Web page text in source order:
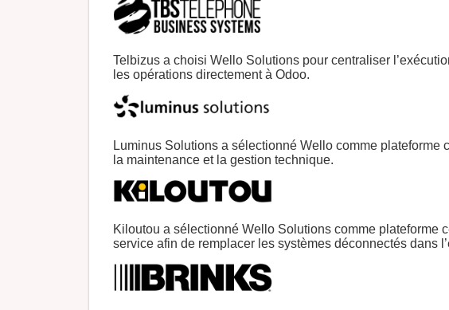
Telbizus a choisi Wello Solutions pour centraliser
les opérations directementà Odoo.
Luminus Solutions a sélectionné Wello comme plateforme
la maintenance et la gestion technique.
Kiloutou a sélectionné Wello Solutions comme plateforme
service afin de remplacer les systèmes déconnectés dans